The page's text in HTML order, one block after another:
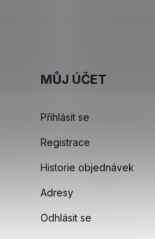
MŮJ ÚČET
Přihlásit se
Registrace
Historie objednávek
Adresy
Odhlásit se